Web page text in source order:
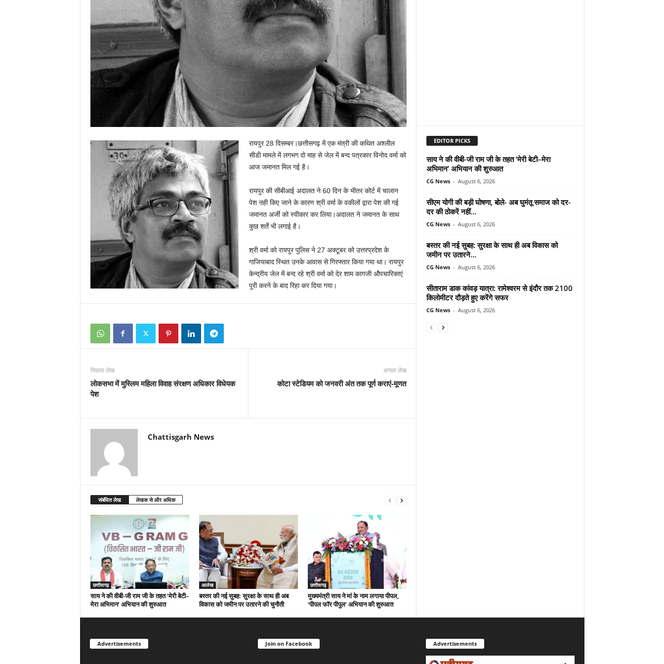
रायपुर 28 दिसम्बर।छत्तीसगढ़ में एक मंत्री की कथित अश्लील
सीडी मामले में लगभग दो माह से जेल में बन्द पत्रकार विनोद वर्मा को
आज जमानत मिल गई है।
रायपुर की सीबीआई अदालत ने 60 दिन के भीतर कोर्ट में चालान
पेश ऩही किए जाने के कारण श्री वर्मा के वकीलों द्वारा पेश की गई
जमानत अर्जी को स्वीकार कर लिया।अदालत ने जमानत के साथ
कुछ शर्ते भी लगाई है।
श्री वर्मा को रायपुर पुलिस ने 27 अक्टूबर को उत्तरप्रदेश के
गाजियाबाद स्थित उनके आवास से गिरफ्तार किया गया था। रायपुर
केन्द्रीय जेल में बन्द रहे श्री वर्मा को देर शाम कागजी औपचारिकाएं
पूरी करने के बाद रिहा कर दिया गया।
पिछला लेख
लोकसभा में मुस्लिम महिला विवाह संरक्षण अधिकार विधेयक
पेश
अगला लेख
कोटा स्टेडियम को जनवरी अंत तक पूर्ण कराएं-मूणत
Chattisgarh News
संबंधित लेख लेखक से और अधिक
छत्तीसगढ़
साय ने की वीबी-जी राम जी के तहत ‘मेरी बेटी–
मेरा अभिमान’ अभियान की शुरुआत
आलेख
बस्तर की नई सुबह: सुरक्षा के साथ ही अब
विकास को जमीन पर उतारने की चुनौती
छत्तीसगढ़
मुख्यमंत्री साय ने मां के नाम लगाया पीपल,
‘पीपल फॉर पीपुल’ अभियान की शुरुआत
EDITOR PICKS
साय ने की वीबी-जी राम जी के तहत ‘मेरी बेटी–मेरा
अभिमान’ अभियान की शुरुआत
CG News - August 6, 2026
सीएम योगी की बड़ी घोषणा, बोले- अब घुमंतू समाज को दर-
दर की ठोकरें नहीं...
CG News - August 6, 2026
बस्तर की नई सुबह: सुरक्षा के साथ ही अब विकास को
जमीन पर उतारने...
CG News - August 6, 2026
सीताराम डाक कांवड़ यात्रा: रामेश्वरम से इंदौर तक 2100
किलोमीटर दौड़ते हुए करेंगे सफर
CG News - August 6, 2026
Advertisements Join on Facebook Advertisements